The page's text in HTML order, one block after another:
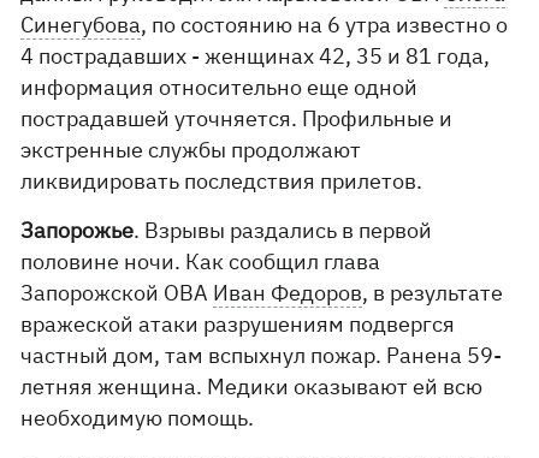
Синегубова, по состоянию на 6 утра известно о
4 пострадавших - женщинах 42, 35 и 81 года,
информация относительно еще одной
пострадавшей уточняется. Профильные и
экстренные службы продолжают
ликвидировать последствия прилетов.
Запорожье. Взрывы раздались в первой
половине ночи. Как сообщил глава
Запорожской ОВА Иван Федоров, в результате
вражеской атаки разрушениям подвергся
частный дом, там вспыхнул пожар. Ранена 59-
летняя женщина. Медики оказывают ей всю
необходимую помощь.